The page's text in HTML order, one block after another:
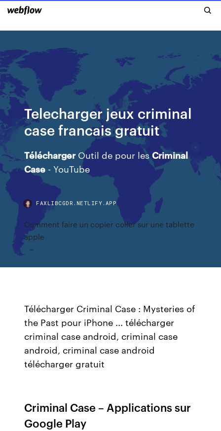
Telecharger jeux criminal
case francais gratuit
TéléchargerOutil de pour lesCriminal
Case - YouTube
FAXLIBCGDR.NETLIFY.APP
Comment faire un copier coller sur une tablette
apple
Télécharger Criminal Case : Mysteries of
the Past pour iPhone ... télécharger
criminal case android, criminal case
android, criminal case android
télécharger gratuit
Criminal Case – Applications sur
Google Play